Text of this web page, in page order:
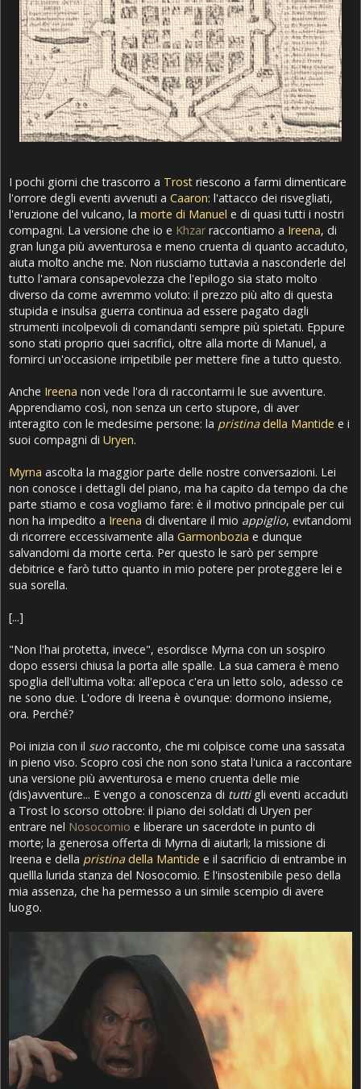
I pochi giorni che trascorro a Trost riescono a farmi dimenticare
l'orrore degli eventi avvenuti a Caaron: l'attacco dei risvegliati,
l'eruzione del vulcano, la morte di Manuel e di quasi tutti i nostri
compagni. La versione che io e Khzar raccontiamo a Ireena, di
gran lunga più avventurosa e meno cruenta di quanto accaduto,
aiuta molto anche me. Non riusciamo tuttavia a nasconderle del
tutto l'amara consapevolezza che l'epilogo sia stato molto
diverso da come avremmo voluto: il prezzo più alto di questa
stupida e insulsa guerra continua ad essere pagato dagli
strumenti incolpevoli di comandanti sempre più spietati. Eppure
sono stati proprio quei sacrifici, oltre alla morte di Manuel, a
fornirci un'occasione irripetibile per mettere fine a tutto questo.
Anche Ireena non vede l'ora di raccontarmi le sue avventure.
Apprendiamo così, non senza un certo stupore, di aver
interagito con le medesime persone: la pristinadella Mantide e i
suoi compagni di Uryen.
Myrna ascolta la maggior parte delle nostre conversazioni. Lei
non conosce i dettagli del piano, ma ha capito da tempo da che
parte stiamo e cosa vogliamo fare: è il motivo principale per cui
non ha impedito a Ireena di diventare il mio appiglio, evitandomi
di ricorrere eccessivamente alla Garmonbozia e dunque
salvandomi da morte certa. Per questo le sarò per sempre
debitrice e farò tutto quanto in mio potere per proteggere lei e
sua sorella.
[...]
"Non l'hai protetta, invece", esordisce Myrna con un sospiro
dopo essersi chiusa la porta alle spalle. La sua camera è meno
spoglia dell'ultima volta: all'epoca c'era un letto solo, adesso ce
ne sono due. L'odore di Ireena è ovunque: dormono insieme,
ora. Perché?
Poi inizia con il suo racconto, che mi colpisce come una sassata
in pieno viso. Scopro così che non sono stata l'unica a raccontare
una versione più avventurosa e meno cruenta delle mie
(dis)avventure... E vengo a conoscenza di tuttigli eventi accaduti
a Trost lo scorso ottobre: il piano dei soldati di Uryen per
entrare nel Nosocomio e liberare un sacerdote in punto di
morte; la generosa offerta di Myrna di aiutarli; la missione di
Ireena e della pristinadella Mantide e il sacrificio di entrambe in
quellla lurida stanza del Nosocomio. E l'insostenibile peso della
mia assenza, che ha permesso a un simile scempio di avere
luogo.